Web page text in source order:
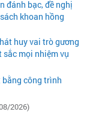
đánh bạc, đề nghị
khoan hồng
huy vai trò gương
sắc mọi nhiệm vụ
công trình
2026)